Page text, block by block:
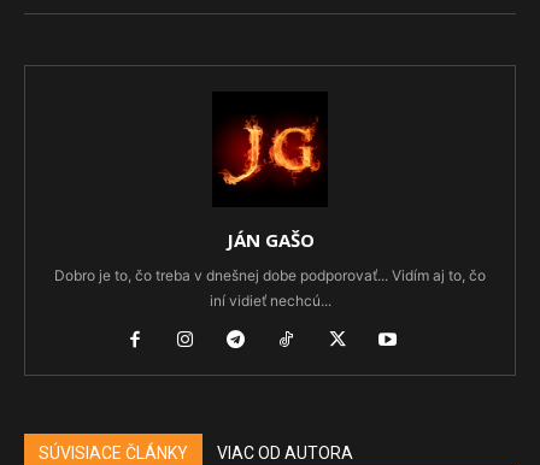
JÁN GAŠO
Dobro je to, čo treba v dnešnej dobe podporovať... Vidím aj to, čo
iní vidieť nechcú...
SÚVISIACE ČLÁNKY VIAC OD AUTORA